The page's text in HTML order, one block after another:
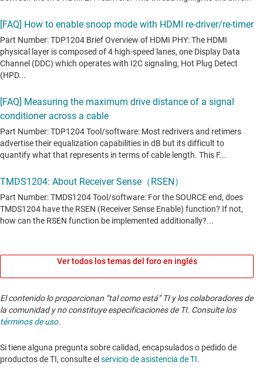
Ver todos los temas del foro en inglés
El contenido lo proporcionan “tal como está” TI y los colaboradores de
la comunidad y no constituye especificaciones de TI. Consulte los
términos de uso.
Si tiene alguna pregunta sobre calidad, encapsulados o pedido de
productos de TI, consulte el servicio de asistencia de TI. ​​​​​​​​​​​​​​